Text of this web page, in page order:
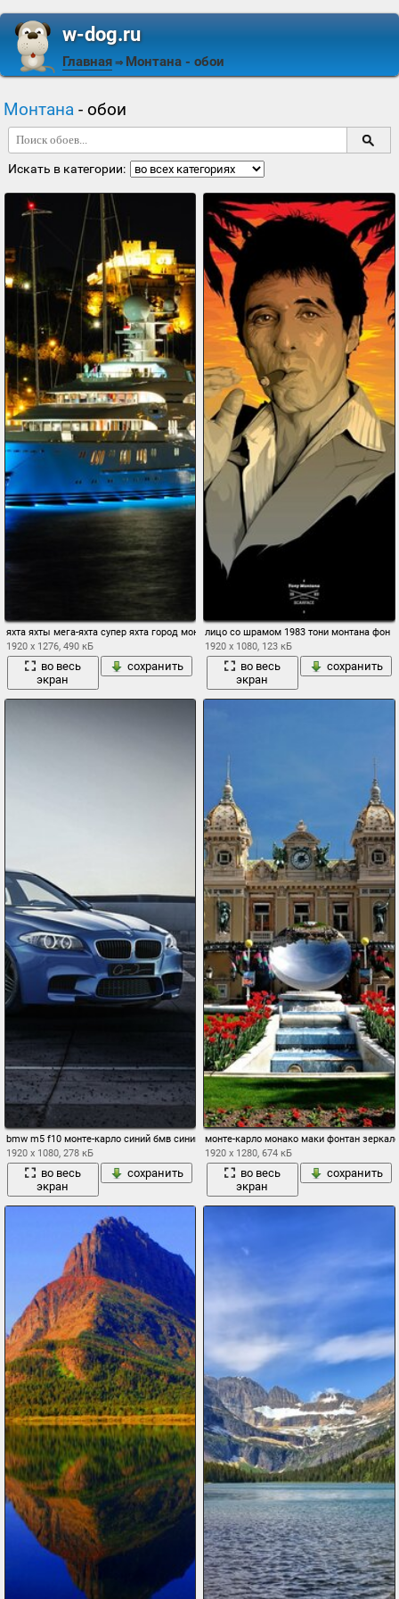
w-dog.ru
Главная ⇒ Монтана - обои
Монтана - обои
Искать в категории:
яхта яхты мега-яхта супер яхта город монако монте-карло порт порт эркюль
1920 x 1276, 490 кБ
во весь
экран
сохранить
лицо со шрамом 1983 тони монтана фон
1920 x 1080, 123 кБ
во весь
экран
сохранить
bmw m5 f10 монте-карло синий бмв синий вид спереди ходовые огни небо здание
1920 x 1080, 278 кБ
во весь
экран
сохранить
монте-карло монако маки фонтан
1920 x 1280, 674 кБ
во весь
экран
сохранить